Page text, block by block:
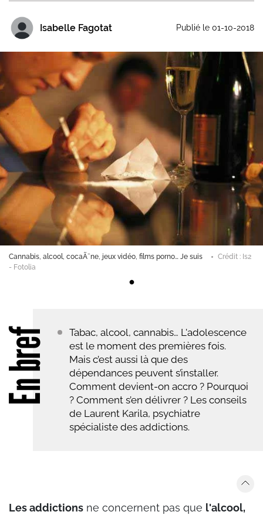
Isabelle Fagotat Publié le 01-10-2018
bref
Tabac, alcool, cannabis… L'adolescence
est le moment des premières fois.
Mais c’est aussi là que des
dépendances peuvent s’installer.
Comment devient-on accro ? Pourquoi
? Comment s’en délivrer ? Les conseils
de Laurent Karila, psychiatre
spécialiste des addictions.
Cannabis, alcool, cocaÃ¯ne, jeux vidéo, films porno… Je suis
Crédit : Is2
- Fotolia
Les addictions ne concernent pas que l'alcool,